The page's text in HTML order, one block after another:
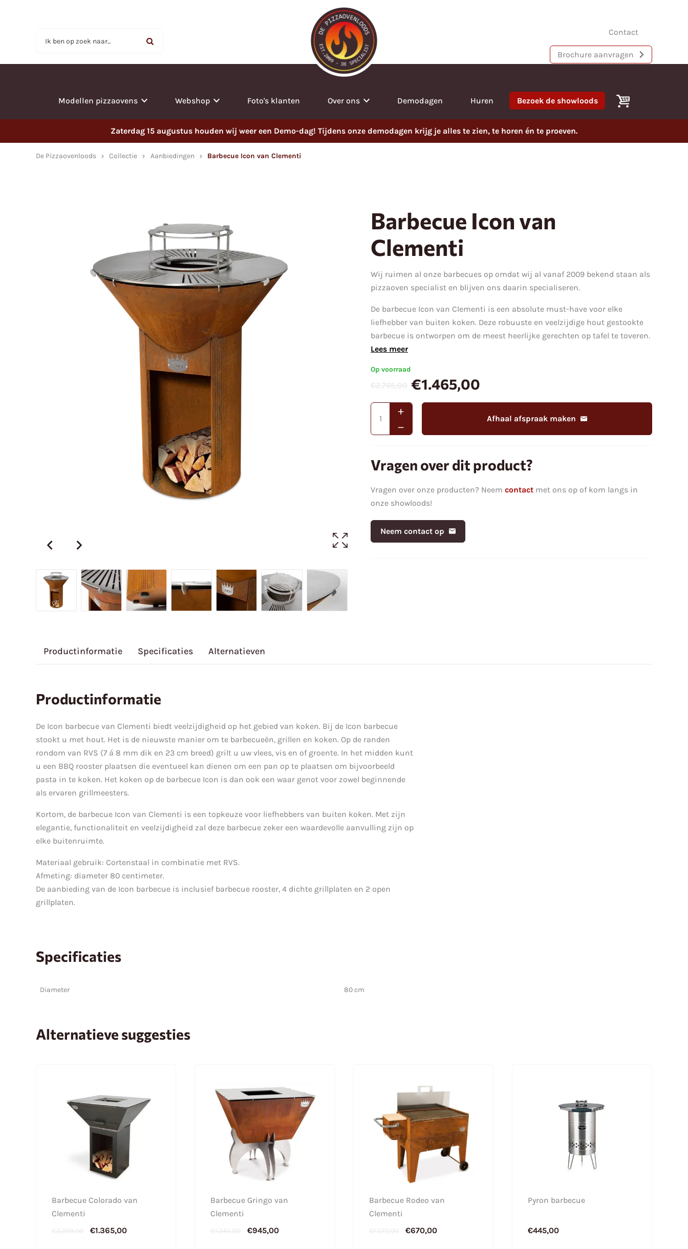
Ik ben op zoek naar...
Contact
Brochure aanvragen
Modellen pizzaovens Webshop Foto's klanten Over ons Demodagen Huren Bezoek de showloods
Zaterdag 15 augustus houden wij weer een Demo-dag! Tijdens onze demodagen krijg je alles te zien, te horen én te proeven.
De Pizzaovenloods Collectie Aanbiedingen Barbecue Icon van Clementi
Barbecue Icon van
Clementi
Wij ruimen al onze barbecues op omdat wij al vanaf 2009 bekend staan als
pizzaoven specialist en blijven ons daarin specialiseren.
De barbecue Icon van Clementi is een absolute must-have voor elke
liefhebber van buiten koken. Deze robuuste en veelzijdige hout gestookte
barbecue is ontworpen om de meest heerlijke gerechten op tafel te toveren.
Lees meer
Op voorraad
€1.465,00
Afhaal afspraak maken
Vragen over dit product?
Vragen over onze producten? Neem contact met ons op of kom langs in
onze showloods!
Neem contact op
Productinformatie Specificaties Alternatieven
Productinformatie
De Icon barbecue van Clementi biedt veelzijdigheid op het gebied van koken. Bij de Icon barbecue
stookt u met hout. Het is de nieuwste manier om te barbecueën, grillen en koken. Op de randen
rondom van RVS (7 á 8 mm dik en 23 cm breed) grilt u uw vlees, vis en of groente. In het midden kunt
u een BBQ rooster plaatsen die eventueel kan dienen om een pan op te plaatsen om bijvoorbeeld
pasta in te koken. Het koken op de barbecue Icon is dan ook een waar genot voor zowel beginnende
als ervaren grillmeesters.
Kortom, de barbecue Icon van Clementi is een topkeuze voor liefhebbers van buiten koken. Met zijn
elegantie, functionaliteit en veelzijdigheid zal deze barbecue zeker een waardevolle aanvulling zijn op
elke buitenruimte.
Materiaal gebruik: Cortenstaal in combinatie met RVS.
Afmeting: diameter 80 centimeter.
De aanbieding van de Icon barbecue is inclusief barbecue rooster, 4 dichte grillplaten en 2 open
grillplaten.
Specificaties
Diameter 80 cm
Alternatieve suggesties
Barbecue Colorado van
Clementi
€1.365,00
Barbecue Gringo van
Clementi
€945,00
Barbecue Rodeo van
Clementi
€670,00
Pyron barbecue
€445,00